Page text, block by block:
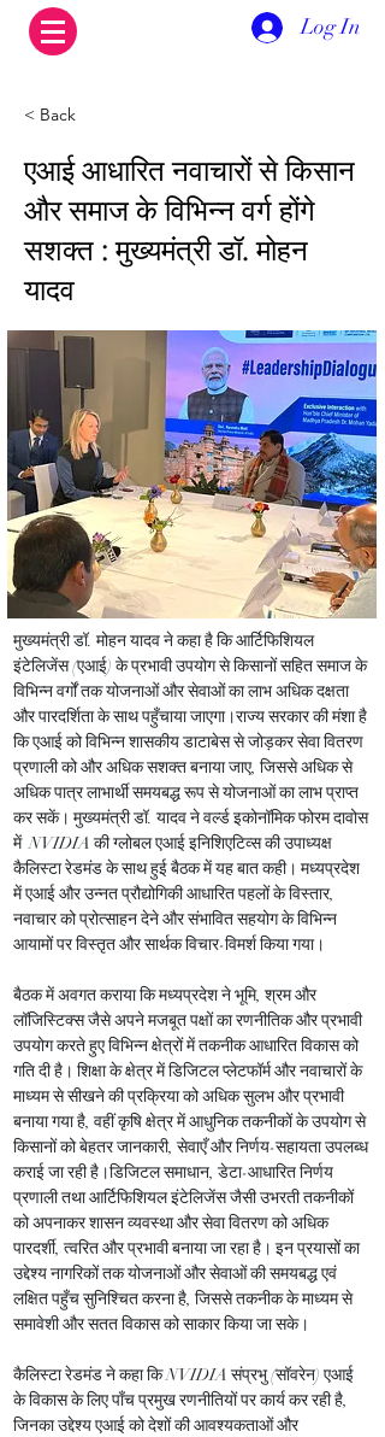
Log In
< Back
एआई आधारित नवाचारों से किसान
और समाज के विभिन्न वर्ग होंगे
सशक्त : मुख्यमंत्री डॉ. मोहन
यादव
मुख्यमंत्री डॉ. मोहन यादव ने कहा है कि आर्टिफिशियल
इंटेलिजेंस (एआई) के प्रभावी उपयोग से किसानों सहित समाज के
विभिन्न वर्गों तक योजनाओं और सेवाओं का लाभ अधिक दक्षता
और पारदर्शिता के साथ पहुँचाया जाएगा।राज्य सरकार की मंशा है
कि एआई को विभिन्न शासकीय डाटाबेस से जोड़कर सेवा वितरण
प्रणाली को और अधिक सशक्त बनाया जाए, जिससे अधिक से
अधिक पात्र लाभार्थी समयबद्ध रूप से योजनाओं का लाभ प्राप्त
कर सकें। मुख्यमंत्री डॉ. यादव ने वर्ल्ड इकोनॉमिक फोरम दावोस
में  NVIDIA की ग्लोबल एआई इनिशिएटिव्स की उपाध्यक्ष
कैलिस्टा रेडमंड के साथ हुई बैठक में यह बात कही। मध्यप्रदेश
में एआई और उन्नत प्रौद्योगिकी आधारित पहलों के विस्तार,
नवाचार को प्रोत्साहन देने और संभावित सहयोग के विभिन्न
आयामों पर विस्तृत और सार्थक विचार-विमर्श किया गया।
बैठक में अवगत कराया कि मध्यप्रदेश ने भूमि, श्रम और
लॉजिस्टिक्स जैसे अपने मजबूत पक्षों का रणनीतिक और प्रभावी
उपयोग करते हुए विभिन्न क्षेत्रों में तकनीक आधारित विकास को
गति दी है। शिक्षा के क्षेत्र में डिजिटल प्लेटफॉर्म और नवाचारों के
माध्यम से सीखने की प्रक्रिया को अधिक सुलभ और प्रभावी
बनाया गया है, वहीं कृषि क्षेत्र में आधुनिक तकनीकों के उपयोग से
किसानों को बेहतर जानकारी, सेवाएँ और निर्णय-सहायता उपलब्ध
कराई जा रही है।डिजिटल समाधान, डेटा-आधारित निर्णय
प्रणाली तथा आर्टिफिशियल इंटेलिजेंस जैसी उभरती तकनीकों
को अपनाकर शासन व्यवस्था और सेवा वितरण को अधिक
पारदर्शी, त्वरित और प्रभावी बनाया जा रहा है। इन प्रयासों का
उद्देश्य नागरिकों तक योजनाओं और सेवाओं की समयबद्ध एवं
लक्षित पहुँच सुनिश्चित करना है, जिससे तकनीक के माध्यम से
समावेशी और सतत विकास को साकार किया जा सके।
कैलिस्टा रेडमंड ने कहा कि NVIDIA संप्रभु (सॉवरेन) एआई
के विकास के लिए पाँच प्रमुख रणनीतियों पर कार्य कर रही है,
जिनका उद्देश्य एआई को देशों की आवश्यकताओं और